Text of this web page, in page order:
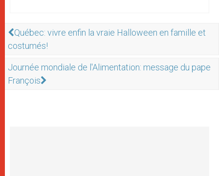
Québec: vivre enfin la vraie Halloween en famille et
costumés!
Journée mondiale de l'Alimentation: message du pape
François